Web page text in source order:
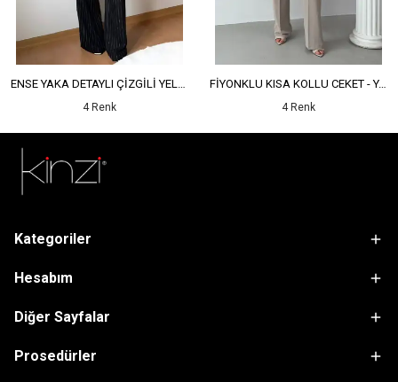
ENSE YAKA DETAYLI ÇİZGİLİ YELEK - YÜKSEK BEL DETAYLI ÇİZGİLİ PANTOLON
4 Renk
FİYONKLU KISA KOLLU CEKET - YÜKSEK BEL SALAŞ PANTOLON
4 Renk
Kategoriler
Hesabım
Diğer Sayfalar
Prosedürler